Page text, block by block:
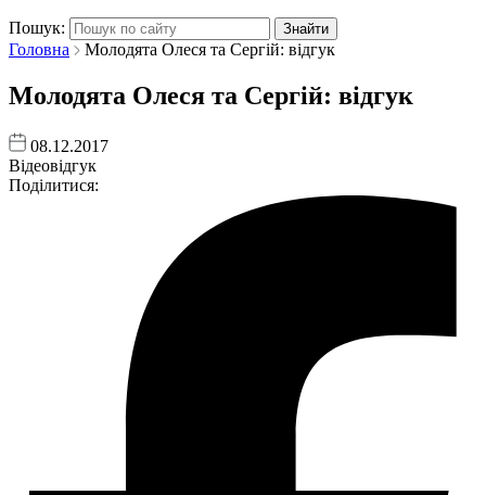
Пошук:
Головна
Молодята Олеся та Сергій: відгук
Молодята Олеся та Сергій: відгук
08.12.2017
Відеовідгук
Поділитися: